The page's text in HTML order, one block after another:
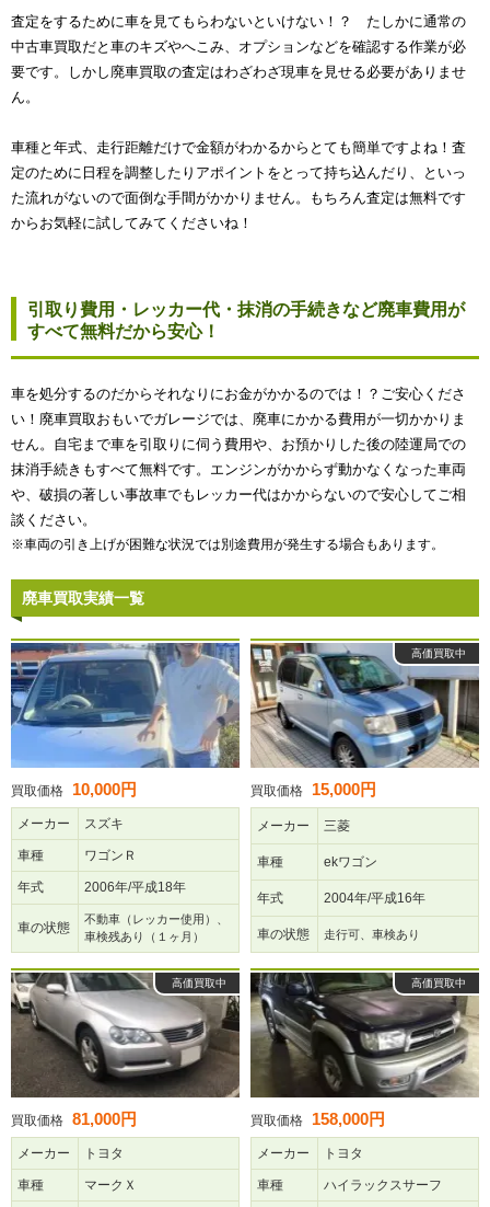
査定をするために車を見てもらわないといけない！？ たしかに通常の
中古車買取だと車のキズやへこみ、オプションなどを確認する作業が必
要です。しかし廃車買取の査定はわざわざ現車を見せる必要がありませ
ん。
車種と年式、走行距離だけで金額がわかるからとても簡単ですよね！査
定のために日程を調整したりアポイントをとって持ち込んだり、といっ
た流れがないので面倒な手間がかかりません。もちろん査定は無料です
からお気軽に試してみてくださいね！
引取り費用・レッカー代・抹消の手続きなど廃車費用が
すべて無料だから安心！
車を処分するのだからそれなりにお金がかかるのでは！？ご安心くださ
い！廃車買取おもいでガレージでは、廃車にかかる費用が一切かかりま
せん。自宅まで車を引取りに伺う費用や、お預かりした後の陸運局での
抹消手続きもすべて無料です。エンジンがかからず動かなくなった車両
や、破損の著しい事故車でもレッカー代はかからないので安心してご相
談ください。
※車両の引き上げが困難な状況では別途費用が発生する場合もあります。
廃車買取実績一覧
買取価格 10,000円
メーカー スズキ
車種 ワゴンＲ
年式 2006年/平成18年
車の状態
不動車（レッカー使用）、
車検残あり（１ヶ月）
高価買取中
買取価格 15,000円
メーカー 三菱
車種 ekワゴン
年式 2004年/平成16年
車の状態 走行可、車検あり
高価買取中
買取価格 81,000円
メーカー トヨタ
車種 マークＸ
高価買取中
買取価格 158,000円
メーカー トヨタ
車種 ハイラックスサーフ